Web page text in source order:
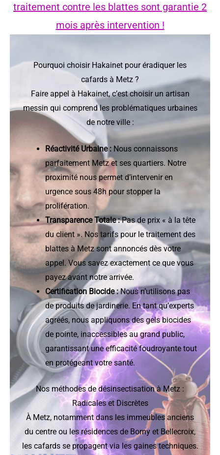
traitement contre les blattes sont garantie 2
mois après intervention !
Pourquoi choisir Hakainet pour éradiquer les
cafards à Metz ?
Faire appel à Hakainet, c’est choisir un artisan
messin qui comprend les problématiques urbaines
de notre ville :
Réactivité Urbaine : Nous connaissons
parfaitement Metz et ses quartiers. Notre
proximité nous permet d’intervenir en
urgence sous 48h pour stopper la
prolifération.
Transparence Totale :Pas de prix « à la tête
du client ». Nos tarifs pour le traitement des
blattes à Metz sont annoncés dès votre
appel. Vous savez exactement ce que vous
payez avant notre arrivée.
Certification Biocide :Nous n’utilisons pas
de produits de jardinerie. En tant qu’experts
agréés, nous appliquons des gels biocides
de pointe, inaccessibles au grand public,
garantissant une efficacité foudroyante tout
en protégeant votre santé.
Nos méthodes de désinsectisation à Metz :
Radicales et Discrètes
À Metz, notamment dans les immeubles anciens
du centre ou les résidences de Borny et Bellecroix,
les cafards se propagent via les gaines techniques.